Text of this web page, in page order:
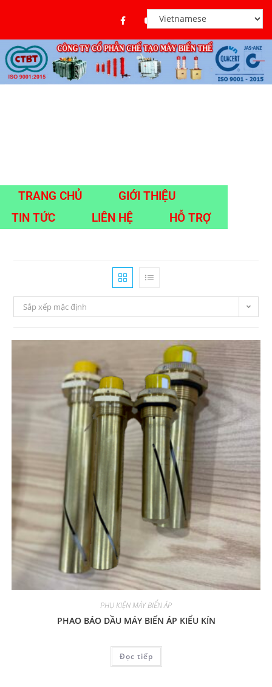
TRANG CHỦ
GIỚI THIỆU
TIN TỨC
LIÊN HỆ HỖ TRỢ
Sắp xếp mặc định
PHỤ KIỆN MÁY BIẾN ÁP
PHAO BÁO DẦU MÁY BIẾN ÁP KIỂU KÍN
Đọc tiếp